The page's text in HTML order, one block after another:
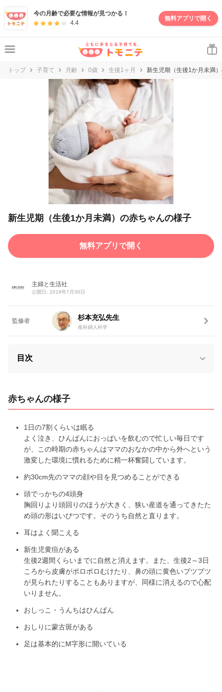
今の月齢で必要な情報が見つかる！
4.4
無料アプリで開く
トップ 子育て 月齢 0歳 生後1ヶ月 新生児期（生後1か月未満
新生児期（生後1か月未満）の赤ちゃんの様子
無料アプリで開く
主婦と生活社
公開日: 2019年7月30日
監修者 杉本充弘先生
産科婦人科学
目次
赤ちゃんの様子
1日の7割くらいは眠る
よく泣き、ひんぱんにおっぱいを飲むので忙しい毎日です
が、この時期の赤ちゃんはママのおなかの中から外へという
激変した環境に慣れるために精一杯奮闘しています。
約30cm先のママの顔や目を見つめることができる
頭でっかちの4頭身
胸回りより頭回りのほうが大きく、狭い産道を通ってきたた
め頭の形はいびつです。そのうち自然と直ります。
耳はよく聞こえる
新生児黄疸がある
生後2週間くらいまでに自然と消えます。また、生後2～3日
ころから皮膚がポロポロむけたり、鼻の頭に黄色いブツブツ
が見られたりすることもありますが、同様に消えるので心配
いりません。
おしっこ・うんちはひんぱん
おしりに蒙古斑がある
足は基本的にM字形に開いている